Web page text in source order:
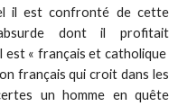
il est confronté de cette
dont il profitait
est « français et catholique
français qui croit dans les
un homme en quête